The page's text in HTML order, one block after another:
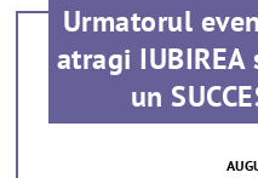
Urmatorul
atragi IUBIREA
un